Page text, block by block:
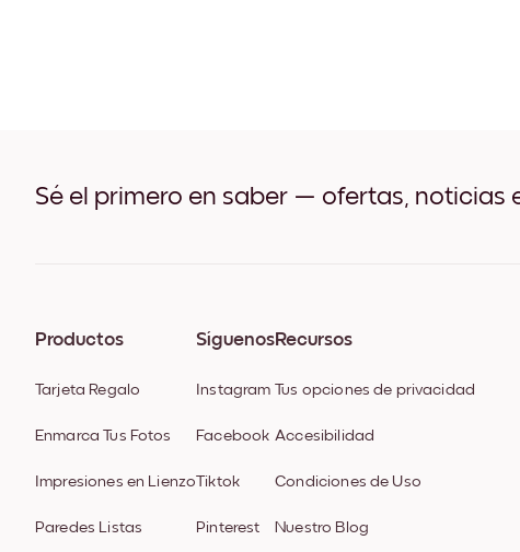
Sé el primero en saber — ofertas, noticias
Productos
Tarjeta Regalo
Enmarca Tus Fotos
Impresiones en Lienzo
Paredes Listas
Síguenos
Instagram
Facebook
Tiktok
Pinterest
Recursos
Tus opciones de privacidad
Accesibilidad
Condiciones de Uso
Nuestro Blog